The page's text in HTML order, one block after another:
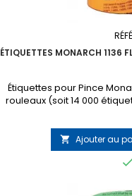
ÉTIQUETTES MONARCH 1136
Étiquettes pour Pince
rouleaux (soit 14 000
étiquettes) 1 tampon
 Ajouter au